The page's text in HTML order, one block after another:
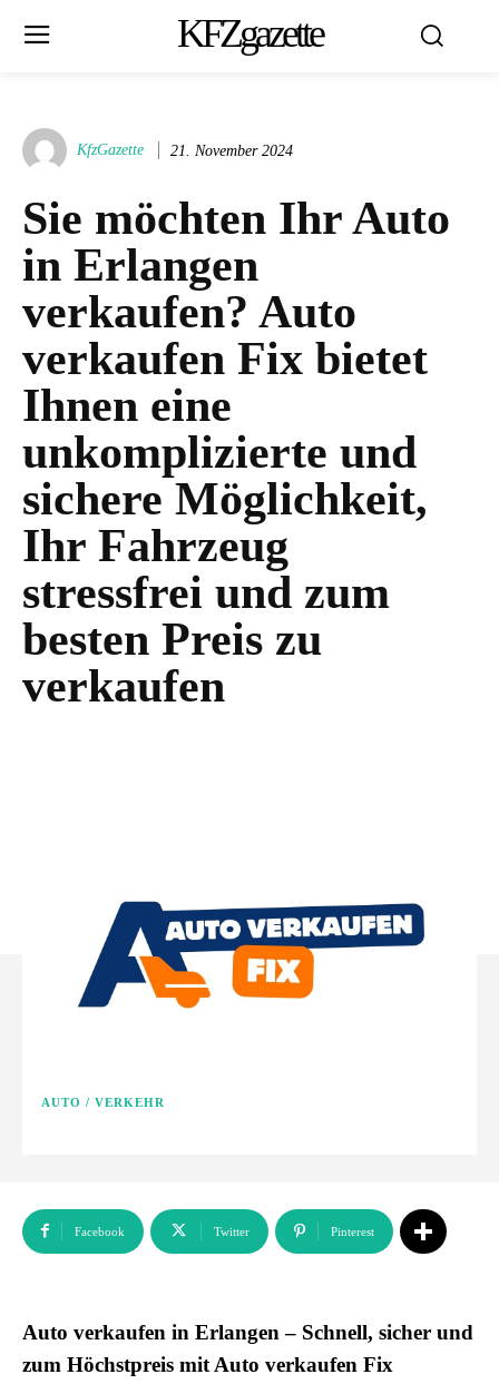
KFZgazette
KfzGazette 21. November 2024
Sie möchten Ihr Auto
in Erlangen
verkaufen? Auto
verkaufen Fix bietet
Ihnen eine
unkomplizierte und
sichere Möglichkeit,
Ihr Fahrzeug
stressfrei und zum
besten Preis zu
verkaufen
AUTO / VERKEHR
Facebook Twitter Pinterest
Auto verkaufen in Erlangen – Schnell, sicher und
zum Höchstpreis mit Auto verkaufen Fix